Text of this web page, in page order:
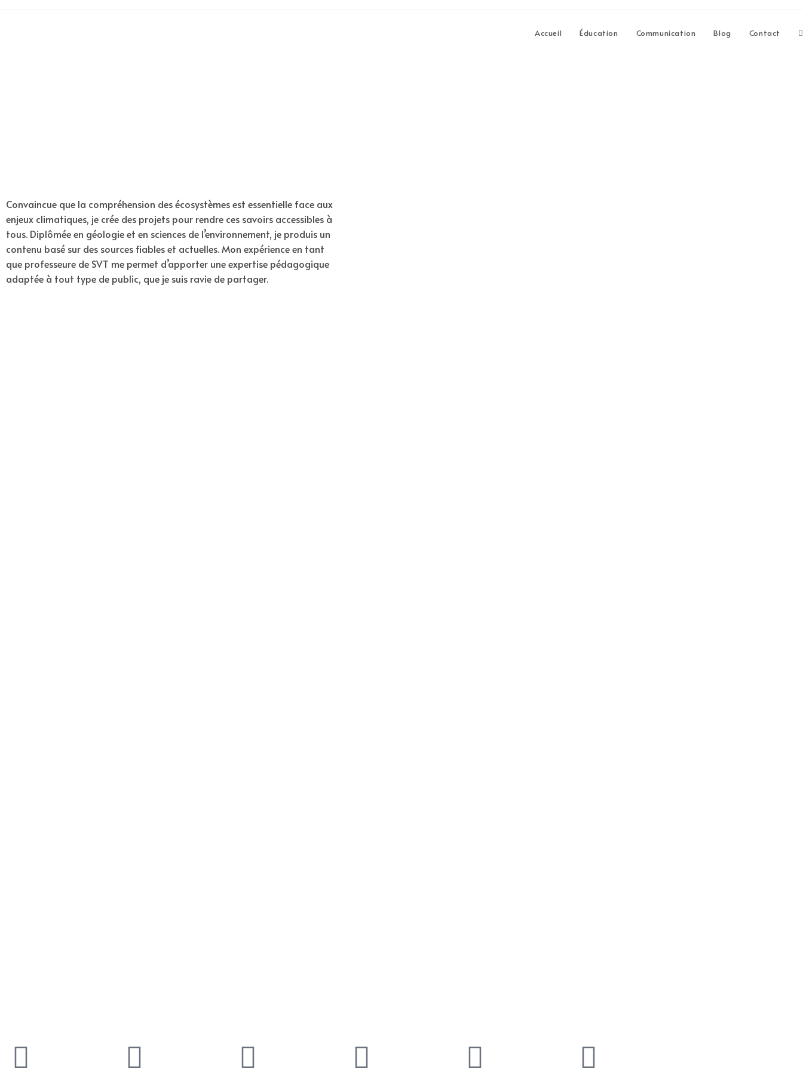
Accueil Éducation Communication Blog Contact
Convaincue que la compréhension des écosystèmes est essentielle face aux
enjeux climatiques, je crée des projets pour rendre ces savoirs accessibles à
tous. Diplômée en géologie et en sciences de l’environnement, je produis un
contenu basé sur des sources fiables et actuelles. Mon expérience en tant
que professeure de SVT me permet d’apporter une expertise pédagogique
adaptée à tout type de public, que je suis ravie de partager.